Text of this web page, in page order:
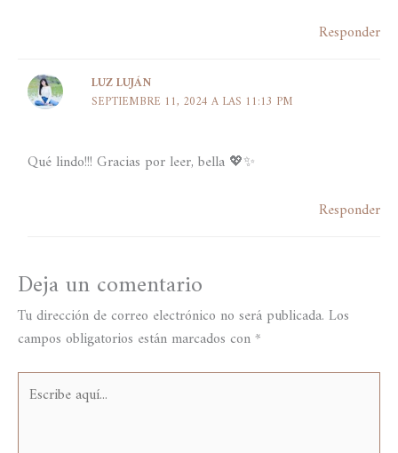
Responder
LUZ LUJÁN
SEPTIEMBRE 11, 2024 A LAS 11:13 PM
Qué lindo!!! Gracias por leer, bella 💖✨️
Responder
Deja un comentario
Tu dirección de correo electrónico no será publicada. Los
campos obligatorios están marcados con*
Escribe
aquí...